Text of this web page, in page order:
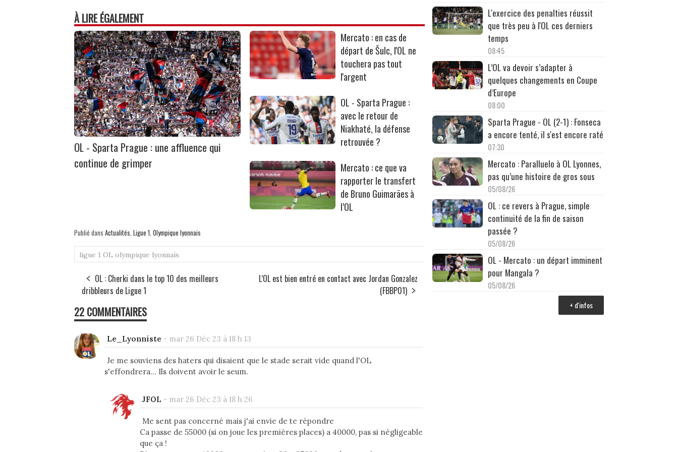
À LIRE ÉGALEMENT
OL - Sparta Prague : une affluence qui
continue de grimper
Mercato : en cas de
départ de Šulc, l'OL ne
touchera pas tout
l'argent
OL - Sparta Prague :
avec le retour de
Niakhaté, la défense
retrouvée ?
Mercato : ce que va
rapporter le transfert
de Bruno Guimarães à
l’OL
Publié dans Actualités, Ligue 1, Olympique lyonnais
ligue 1 OL olympique lyonnais
OL : Cherki dans le top 10 des meilleurs
dribbleurs de Ligue 1
L’OL est bien entré en contact avec Jordan Gonzalez
(FBBP01)
22 COMMENTAIRES
Le_Lyonniste - mar 26 Déc 23 à 18 h 13
Je me souviens des haters qui disaient que le stade serait vide quand l'OL
s'effondrera... Ils doivent avoir le seum.
JFOL - mar 26 Déc 23 à 18 h 26
Me sent pas concerné mais j'ai envie de te répondre
Ca passe de 55000 (si on joue les premières places) a 40000, pas si négligeable
que ça !
L'exercice des penalties réussit
que très peu à l'OL ces derniers
temps
08:45
L’OL va devoir s’adapter à
quelques changements en Coupe
d’Europe
08:00
Sparta Prague - OL (2-1) : Fonseca
a encore tenté, il s'est encore raté
07:30
Mercato : Paralluelo à OL Lyonnes,
pas qu’une histoire de gros sous
05/08/26
OL : ce revers à Prague, simple
continuité de la fin de saison
passée ?
05/08/26
OL - Mercato : un départ imminent
pour Mangala ?
05/08/26
+ d'infos